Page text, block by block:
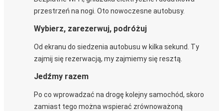
przestrzeń na nogi. Oto nowoczesne autobusy.
Wybierz, zarezerwuj, podróżuj
Od ekranu do siedzenia autobusu w kilka sekund. Ty
zajmij się rezerwacją, my zajmiemy się resztą.
Jedźmy razem
Po co wprowadzać na drogę kolejny samochód, skoro
zamiast tego można wspierać zrównoważoną